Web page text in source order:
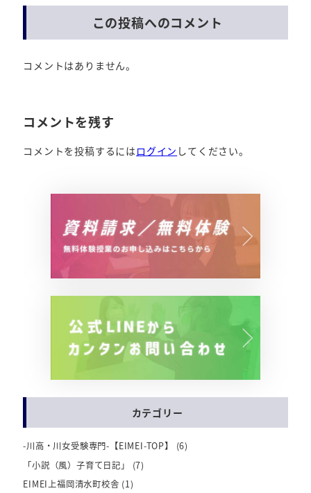
この投稿へのコメント
コメントはありません。
コメントを残す
コメントを投稿するには ログイン してください。
カテゴリー
-川高・川女受験専門-【EIMEI-TOP】
(6)
「小説（風）子育て日記」
(7)
EIMEI上福岡清水町校舎 (1)